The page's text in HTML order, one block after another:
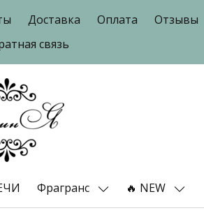
Доставка Оплата
Отзывы
связь
Фрагранс 🔥 NEW